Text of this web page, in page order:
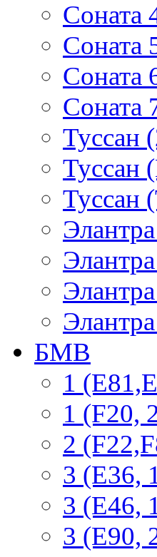
Соната
Соната
Соната
Соната
Туссан
Туссан
Туссан
БМВ
1
1 (F20,
2
3 (Е36,
3 (E46,
3 (E90,